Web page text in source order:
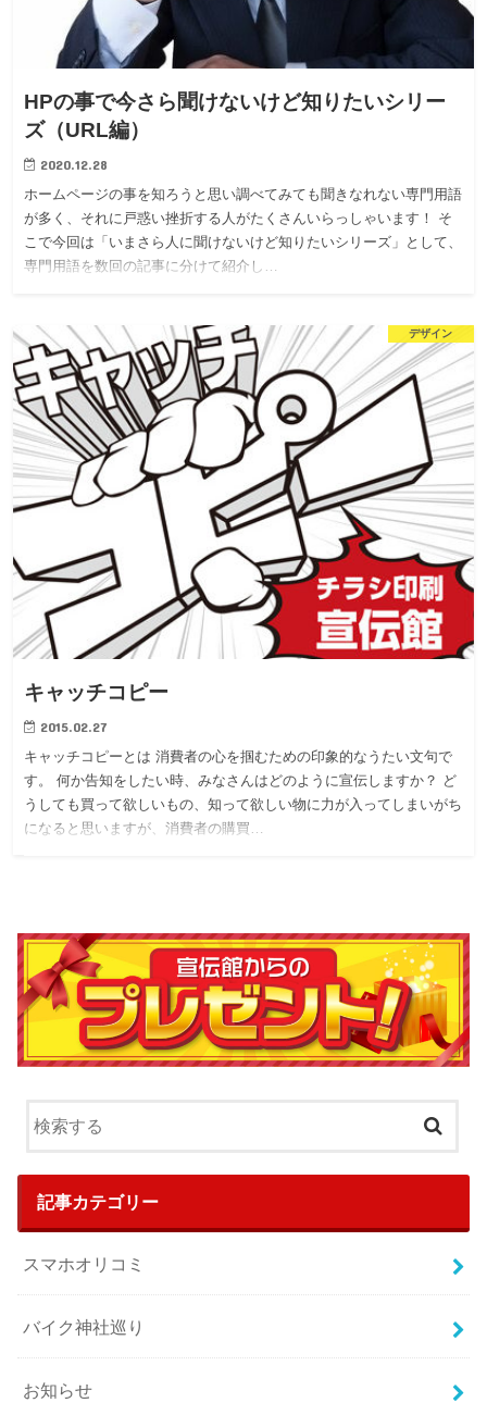
HPの事で今さら聞けないけど知りたいシリー
ズ（URL編）
2020.12.28
ホームページの事を知ろうと思い調べてみても聞きなれない専門用語
が多く、それに戸惑い挫折する人がたくさんいらっしゃいます！ そ
こで今回は「いまさら人に聞けないけど知りたいシリーズ」として、
専門用語を数回の記事に分けて紹介し…
デザイン
キャッチコピー
2015.02.27
キャッチコピーとは 消費者の心を掴むための印象的なうたい文句で
す。 何か告知をしたい時、みなさんはどのように宣伝しますか？ ど
うしても買って欲しいもの、知って欲しい物に力が入ってしまいがち
になると思いますが、消費者の購買…
記事カテゴリー
スマホオリコミ
バイク神社巡り
お知らせ